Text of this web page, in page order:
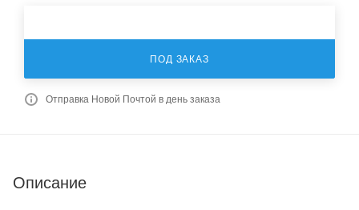
ПОД ЗАКАЗ
Отправка Новой Почтой в день заказа
Описание